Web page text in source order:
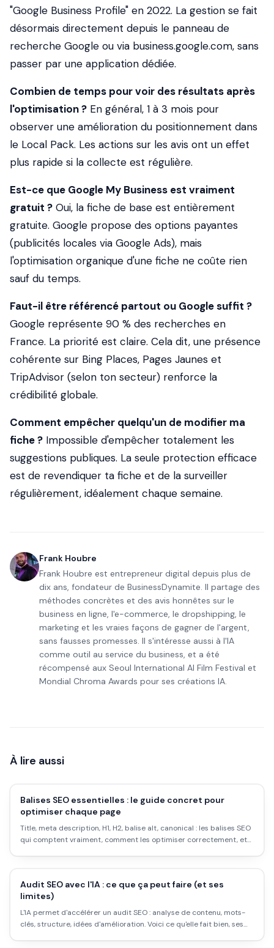
"Google Business Profile" en 2022. La gestion se fait
désormais directement depuis le panneau de
recherche Google ou via business.google.com, sans
passer par une application dédiée.
Combien de temps pour voir des résultats après
l'optimisation ? En général, 1 à 3 mois pour
observer une amélioration du positionnement dans
le Local Pack. Les actions sur les avis ont un effet
plus rapide si la collecte est régulière.
Est-ce que Google My Business est vraiment
gratuit ? Oui, la fiche de base est entièrement
gratuite. Google propose des options payantes
(publicités locales via Google Ads), mais
l'optimisation organique d'une fiche ne coûte rien
sauf du temps.
Faut-il être référencé partout ou Google suffit ?
Google représente 90 % des recherches en
France. La priorité est claire. Cela dit, une présence
cohérente sur Bing Places, Pages Jaunes et
TripAdvisor (selon ton secteur) renforce la
crédibilité globale.
Comment empêcher quelqu'un de modifier ma
fiche ? Impossible d'empêcher totalement les
suggestions publiques. La seule protection efficace
est de revendiquer ta fiche et de la surveiller
régulièrement, idéalement chaque semaine.
Frank Houbre
Frank Houbre est entrepreneur digital depuis plus de
dix ans, fondateur de BusinessDynamite. Il partage des
méthodes concrètes et des avis honnêtes sur le
business en ligne, l'e-commerce, le dropshipping, le
marketing et les vraies façons de gagner de l'argent,
sans fausses promesses. Il s'intéresse aussi à l'IA
comme outil au service du business, et a été
récompensé aux Seoul International AI Film Festival et
Mondial Chroma Awards pour ses créations IA.
À lire aussi
Balises SEO essentielles : le guide concret pour
optimiser chaque page
Title, meta description, H1, H2, balise alt, canonical : les balises SEO
qui comptent vraiment, comment les optimiser correctement, et
Audit SEO avec l'IA : ce que ça peut faire (et ses
limites)
L'IA permet d'accélérer un audit SEO : analyse de contenu, mots-
clés, structure, idées d'amélioration. Voici ce qu'elle fait bien, ses